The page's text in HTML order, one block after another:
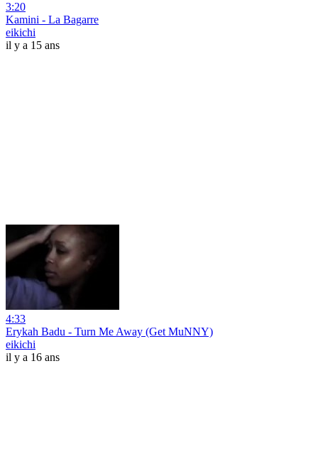
3:20
Kamini - La Bagarre
eikichi
il y a 15 ans
4:33
Erykah Badu - Turn Me Away (Get MuNNY)
eikichi
il y a 16 ans